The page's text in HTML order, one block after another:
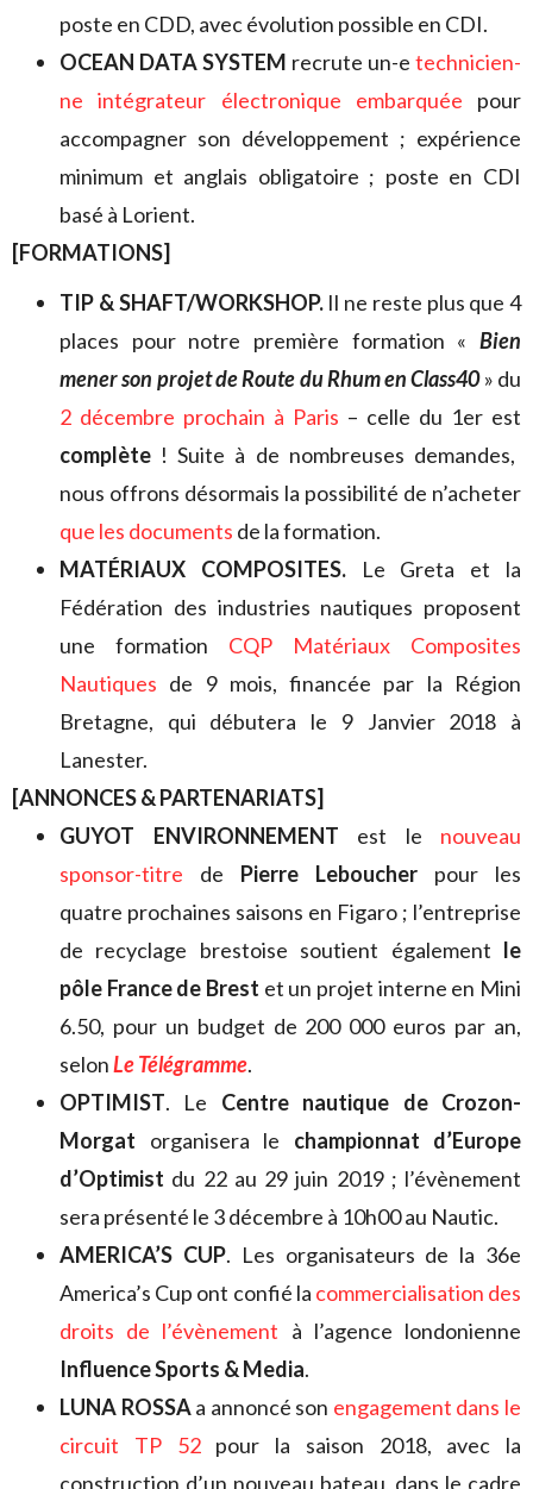
poste en CDD, avec évolution possible en CDI.
OCEAN DATA SYSTEM recrute un-e technicien-
ne intégrateur électronique embarquée pour
accompagner son développement ; expérience
minimum et anglais obligatoire ; poste en CDI
basé à Lorient.
[FORMATIONS]
TIP & SHAFT/WORKSHOP.Il ne reste plus que 4
places pour notre première formation « Bien
mener son projet de Route du Rhum en Class40» du
2 décembre prochain à Paris – celle du 1er est
complète ! Suite à de nombreuses demandes,
nous offrons désormais la possibilité de n’acheter
que les documents de la formation.
MATÉRIAUX COMPOSITES.
Le Greta et la
Fédération des industries nautiques proposent
une formation CQP Matériaux Composites
Nautiques de 9 mois, financée par la Région
Bretagne, qui débutera le 9 Janvier 2018 à
Lanester.
[ANNONCES & PARTENARIATS]
GUYOT ENVIRONNEMENT est le nouveau
sponsor-titre de Pierre Leboucher pour les
quatre prochaines saisons en Figaro ; l’entreprise
de recyclage brestoise soutient également le
pôle France de Brest et un projet interne en Mini
6.50, pour un budget de 200 000 euros par an,
selonLe Télégramme.
OPTIMIST. Le Centre nautique de Crozon-
Morgat organisera le championnat d’Europe
d’Optimist du 22 au 29 juin 2019 ; l’évènement
sera présenté le 3 décembre à 10h00 au Nautic.
AMERICA’S CUP. Les organisateurs de la 36e
America’s Cup ont confié la commercialisation des
droits de l’évènement à l’agence londonienne
Influence Sports & Media.
LUNA ROSSAa annoncé son engagement dans le
circuit TP 52pour la saison 2018, avec la
construction d’un nouveau bateau, dans le cadre